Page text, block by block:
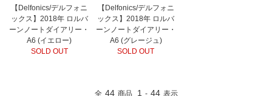
【Delfonics/デルフォニ
ックス】2018年 ロルバ
ーンノートダイアリー・
A6 (イエロー)
SOLD OUT
【Delfonics/デルフォニ
ックス】2018年 ロルバ
ーンノートダイアリー・
A6 (グレージュ)
SOLD OUT
全 44 商品 1 - 44 表示